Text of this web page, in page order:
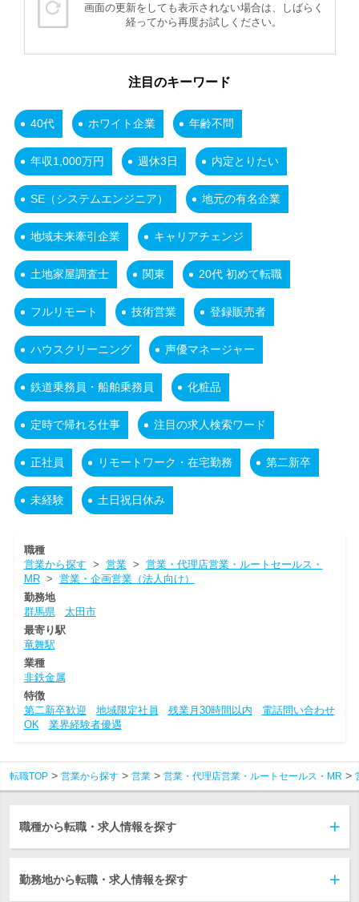
画面の更新をしても表示されない場合は、しばらく
経ってから再度お試しください。
注目のキーワード
40代 ホワイト企業 年齢不問
年収1,000万円 週休3日 内定とりたい
SE（システムエンジニア） 地元の有名企業
地域未来牽引企業 キャリアチェンジ
土地家屋調査士 関東 20代 初めて転職
フルリモート 技術営業 登録販売者
ハウスクリーニング 声優マネージャー
鉄道乗務員・船舶乗務員 化粧品
定時で帰れる仕事 注目の求人検索ワード
正社員 リモートワーク・在宅勤務 第二新卒
未経験 土日祝日休み
職種
営業から探す > 営業> 営業・代理店営業・ルートセールス・
MR> 営業・企画営業（法人向け）
勤務地
群馬県
太田市
最寄り駅
竜舞駅
業種
非鉄金属
特徴
第二新卒歓迎
地域限定社員 残業月30時間以内
電話問い合わせ
OK
業界経験者優遇
転職TOP 営業から探す 営業 営業・代理店営業・ルートセールス・MR
職種から転職・求人情報を探す
勤務地から転職・求人情報を探す